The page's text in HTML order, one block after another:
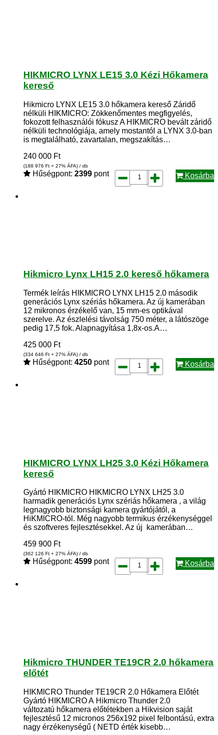
HIKMICRO LYNX LE15 3.0 Kézi Hőkamera
kereső
Hikmicro LYNX LE15 3.0 hőkamera kereső Záridő
nélküli HIKMICRO: Zökkenőmentes megfigyelés,
fokozott felhasználói fókusz A HIKMICRO bevált záridő
nélküli technológiája, amely mostantól a LYNX 3.0-ban
is megtalálható, zavartalan, megszakítás…
240 000 Ft
(188 976 Ft + 27% ÁFA) / db
Hűségpont: 2399 pont Kosárba
Hikmicro Lynx LH15 2.0 kereső hőkamera
Termék leírás HIKMICRO LYNX LH15 2.0 második
generációs Lynx szériás hőkamera. Az új kamerában
12 mikronos érzékelő van, 15 mm-es optikával
szerelve. Az észlelési távolság 750 méter, a látószöge
pedig 17,5 fok. Alapnagyítása 1,8x-os.A…
425 000 Ft
(334 646 Ft + 27% ÁFA) / db
Hűségpont: 4250 pont Kosárba
HIKMICRO LYNX LH25 3.0 Kézi Hőkamera
kereső
Gyártó HIKMICRO HIKMICRO LYNX LH25 3.0
harmadik generációs Lynx szériás hőkamera , a világ
legnagyobb biztonsági kamera gyártójától, a
HiKMICRO-tól. Még nagyobb termikus érzékenységgel
és szoftveres fejlesztésekkel. Az új kamerában…
459 900 Ft
(362 126 Ft + 27% ÁFA) / db
Hűségpont: 4599 pont Kosárba
Hikmicro THUNDER TE19CR 2.0 hőkamera
előtét
HIKMICRO Thunder TE19CR 2.0 Hőkamera Előtét
Gyártó HIKMICRO A Hikmicro Thunder 2.0
változatú hőkamera előtétekben a Hikvision saját
fejlesztésű 12 micronos 256x192 pixel felbontású, extra
nagy érzékenységű ( NETD érték kisebb…